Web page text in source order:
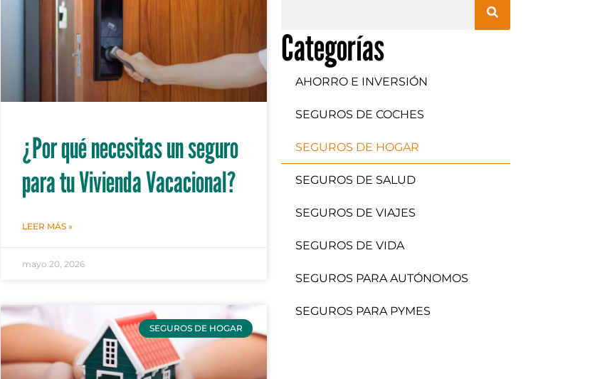
¿Por qué necesitas un seguro
para tu Vivienda Vacacional?
LEER MÁS »
mayo 20, 2026
SEGUROS DE HOGAR
Categorías
AHORRO E INVERSIÓN
SEGUROS DE COCHES
SEGUROS DE HOGAR
SEGUROS DE SALUD
SEGUROS DE VIAJES
SEGUROS DE VIDA
SEGUROS PARA AUTÓNOMOS
SEGUROS PARA PYMES